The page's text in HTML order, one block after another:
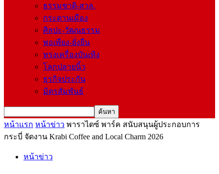
ธรรมชาติ-สวล.
กระดานเมือง
ศิลปะ-วัฒนธรรม
พอเพียง-ยั่งยืน
ทรงเครื่องบันเทิง
โลกปลายนิ้ว
ธุรกิจประกัน
มิตรสัมพันธ์
หน้าแรก หน้าข่าว พาราไดซ์ พาร์ค สนับสนุนผู้ประกอบการ
กระบี่ จัดงาน Krabi Coffee and Local Charm 2026
หน้าข่าว